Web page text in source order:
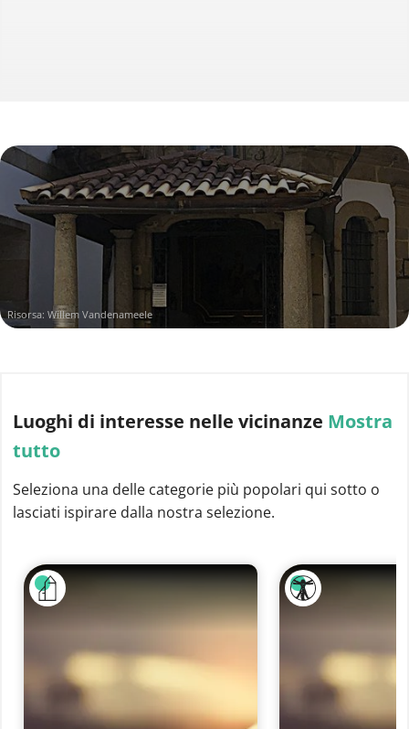
Risorsa: Willem Vandenameele
Luoghi di interesse nelle vicinanze Mostra
tutto
Seleziona una delle categorie più popolari qui sotto o
lasciati ispirare dalla nostra selezione.